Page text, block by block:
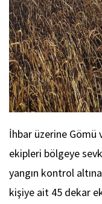
İhbar üzerine
ekipleri bölgeye
yangın kontrol
kişiye ait 45 dekar